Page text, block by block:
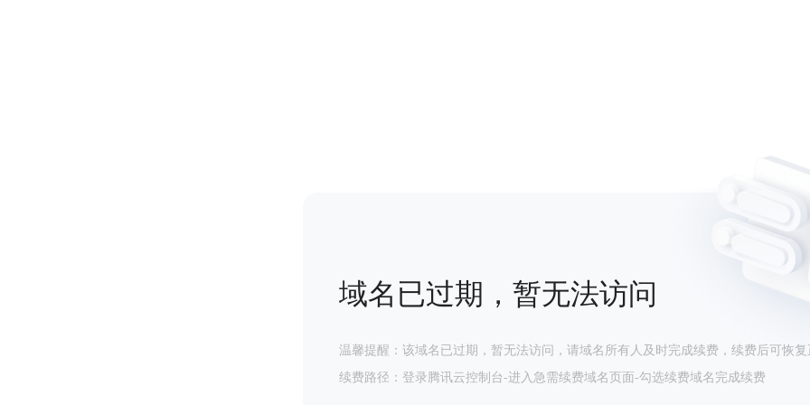
域名已过期，暂无法访问
温馨提醒：该域名已过期，暂无法访问，请域名所有人及时完成续费，续费后可恢复
续费路径：登录腾讯云控制台-进入急需续费域名页面-勾选续费域名完成续费